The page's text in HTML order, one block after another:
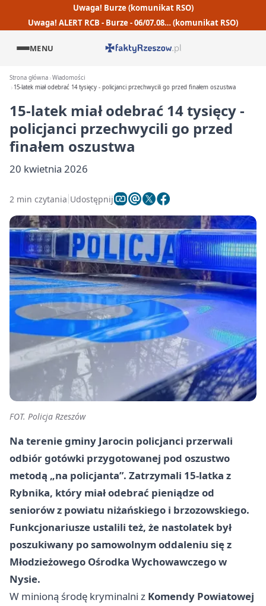
Uwaga! Burze (komunikat RSO)
Uwaga! ALERT RCB - Burze - 06/07.08… (komunikat RSO)
MENU
Strona główna Wiadomości
15-latek miał odebrać 14 tysięcy - policjanci przechwycili go przed finałem oszustwa
15-latek miał odebrać 14 tysięcy -
policjanci przechwycili go przed
finałem oszustwa
20 kwietnia 2026
2 min czytania Udostępnij
FOT. Policja Rzeszów
Na terenie gminy Jarocin policjanci przerwali
odbiór gotówki przygotowanej pod oszustwo
metodą „na policjanta”. Zatrzymali 15-latka z
Rybnika, który miał odebrać pieniądze od
seniorów z powiatu niżańskiego i brzozowskiego.
Funkcjonariusze ustalili też, że nastolatek był
poszukiwany po samowolnym oddaleniu się z
Młodzieżowego Ośrodka Wychowawczego w
Nysie.
W minioną środę kryminalni z Komendy Powiatowej